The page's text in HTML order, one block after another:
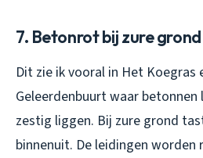
7. Betonrot bij zure grond
Dit zie ik vooral in Het Koegras
Geleerdenbuurt waar
zestig liggen. Bij zure grond
binnenuit. De leidingen worden